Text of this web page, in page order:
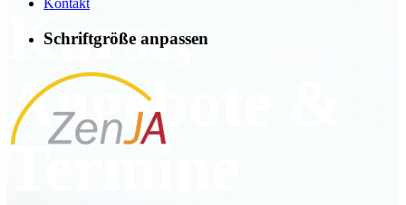
Kontakt
Schriftgröße anpassen
Kurse,
Angebote &
Termine